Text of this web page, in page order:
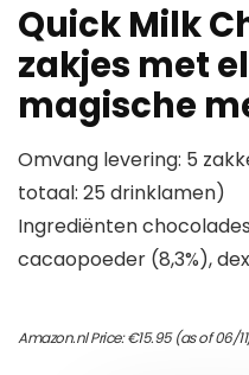
Quick Milk
zakjes met
magische
Omvang levering: 5
totaal: 25 drinklamen)
Ingrediënten
cacaopoeder (8,3%),
Amazon.nl Price:€15.95(as of 06/